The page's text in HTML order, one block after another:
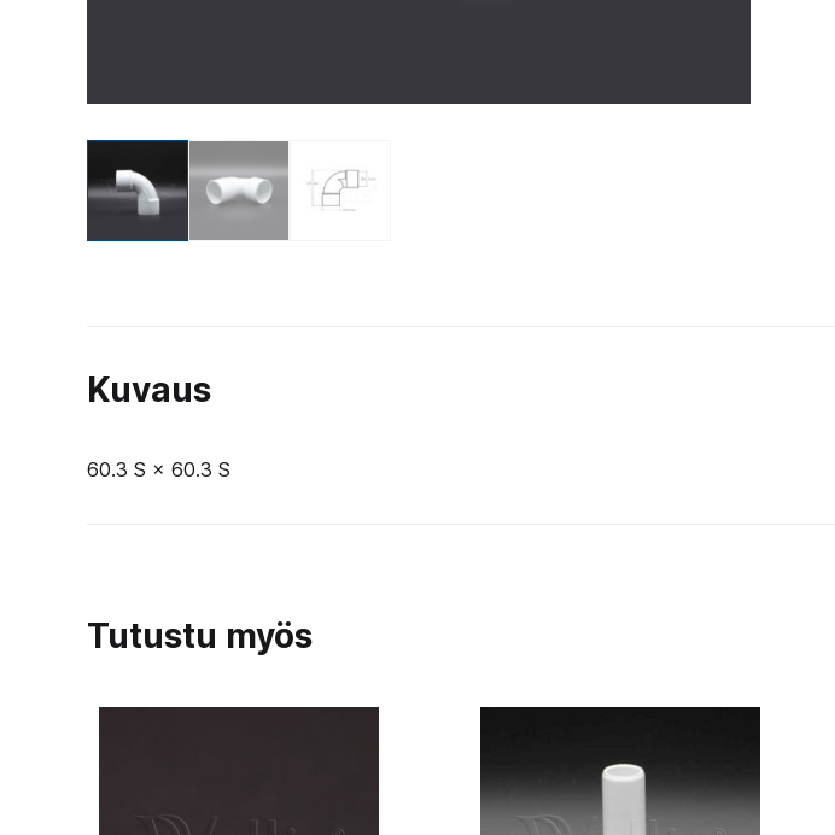
Kuvaus
60.3 S × 60.3 S
Tutustu myös